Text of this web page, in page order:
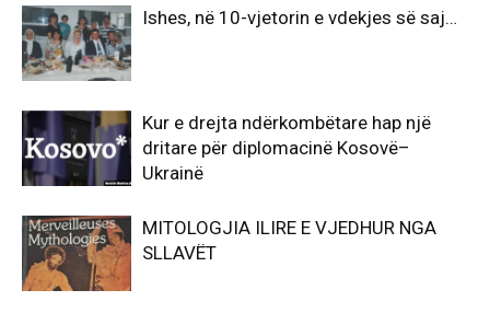
Ishes, në 10-vjetorin e vdekjes së saj…
Kur e drejta ndërkombëtare hap një
dritare për diplomacinë Kosovë–
Ukrainë
MITOLOGJIA ILIRE E VJEDHUR NGA
SLLAVËT